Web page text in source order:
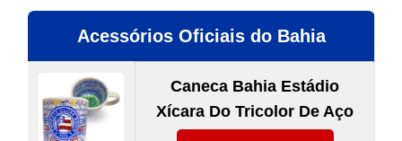
Acessórios Oficiais do Bahia
Caneca Bahia Estádio
Xícara Do Tricolor De Aço